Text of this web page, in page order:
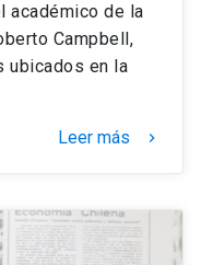
académico de la
Campbell,
ubicados en la
Leer más keyboard_arrow_right